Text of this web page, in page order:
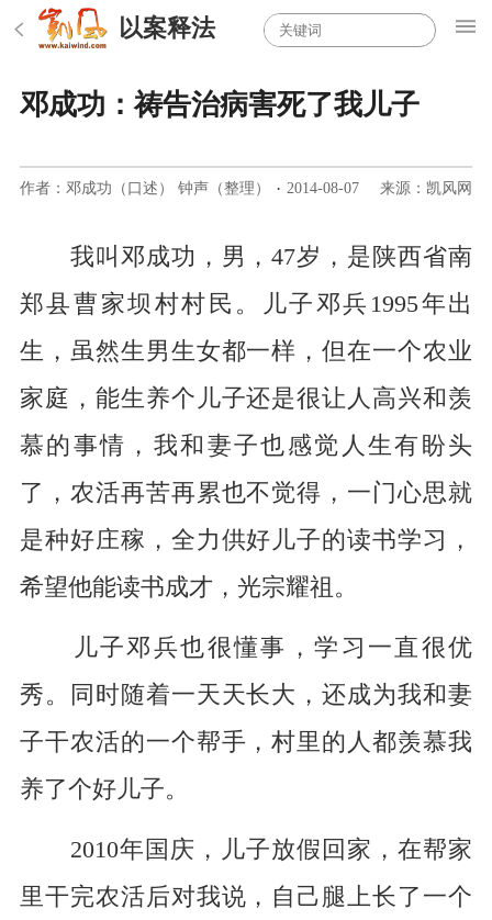
以案释法
邓成功：祷告治病害死了我儿子
作者：邓成功（口述） 钟声（整理） · 2014-08-07 来源：凯风网
我叫邓成功，男，47岁，是陕西省南
郑县曹家坝村村民。儿子邓兵1995年出
生，虽然生男生女都一样，但在一个农业
家庭，能生养个儿子还是很让人高兴和羡
慕的事情，我和妻子也感觉人生有盼头
了，农活再苦再累也不觉得，一门心思就
是种好庄稼，全力供好儿子的读书学习，
希望他能读书成才，光宗耀祖。
儿子邓兵也很懂事，学习一直很优
秀。同时随着一天天长大，还成为我和妻
子干农活的一个帮手，村里的人都羡慕我
养了个好儿子。
2010年国庆，儿子放假回家，在帮家
里干完农活后对我说，自己腿上长了一个